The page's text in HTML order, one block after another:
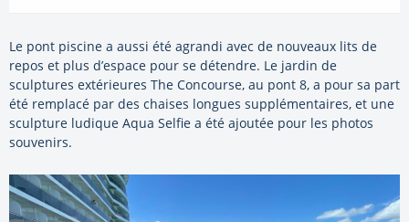
Le pont piscine a aussi été agrandi avec de nouveaux lits de
repos et plus d’espace pour se détendre. Le jardin de
sculptures extérieures The Concourse, au pont 8, a pour sa part
été remplacé par des chaises longues supplémentaires, et une
sculpture ludique Aqua Selfie a été ajoutée pour les photos
souvenirs.